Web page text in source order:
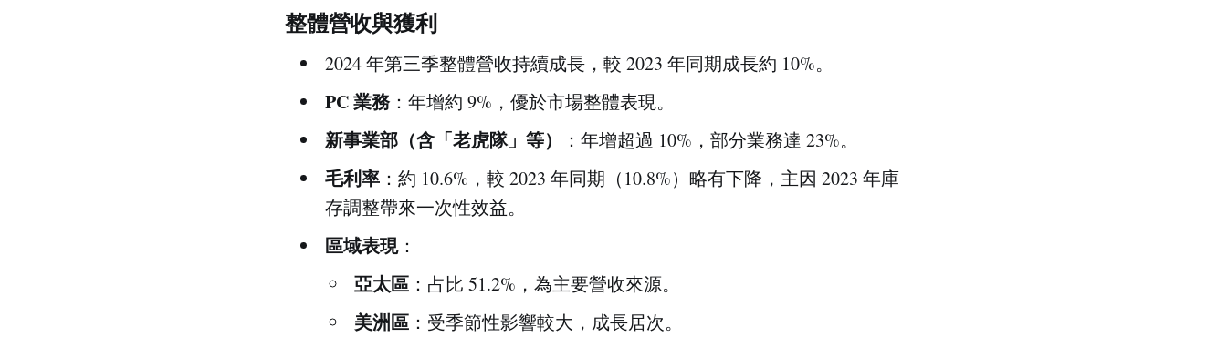
整體營收與獲利
2024 年第三季整體營收持續成長，較 2023 年同期成長約 10%。
PC 業務：年增約 9%，優於市場整體表現。
新事業部（含「老虎隊」等） ：年增超過 10%，部分業務達 23%。
毛利率 ：約 10.6%，較 2023 年同期（10.8%）略有下降，主因 2023 年庫
存調整帶來一次性效益。
區域表現：
亞太區 ：占比 51.2%，為主要營收來源。
美洲區 ：受季節性影響較大，成長居次。